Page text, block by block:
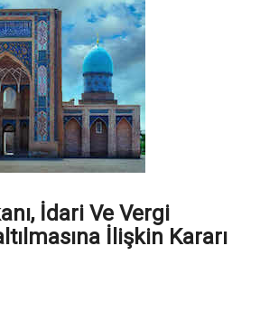
İdari Ve Vergi
İlişkin Kararı